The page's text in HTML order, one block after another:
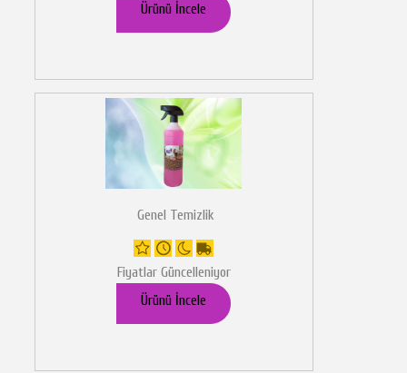
Ürünü İncele
Genel Temizlik
Fiyatlar Güncelleniyor
Ürünü İncele